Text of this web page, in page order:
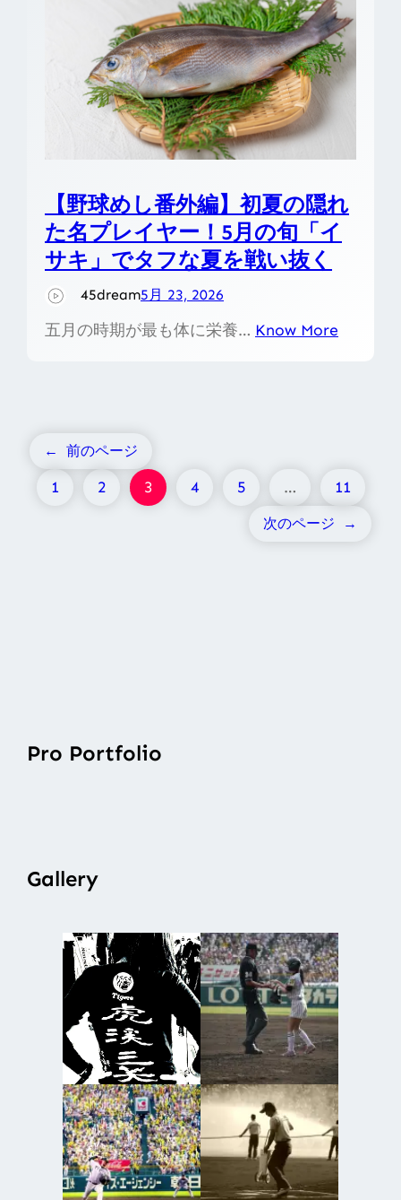
【野球めし番外編】初夏の隠れ
た名プレイヤー！5月の旬「イ
サキ」でタフな夏を戦い抜く
45dream5月 23, 2026
五月の時期が最も体に栄養… Know More
← 前のページ
1 2 3 4 5 … 11
次のページ →
Pro Portfolio
Gallery